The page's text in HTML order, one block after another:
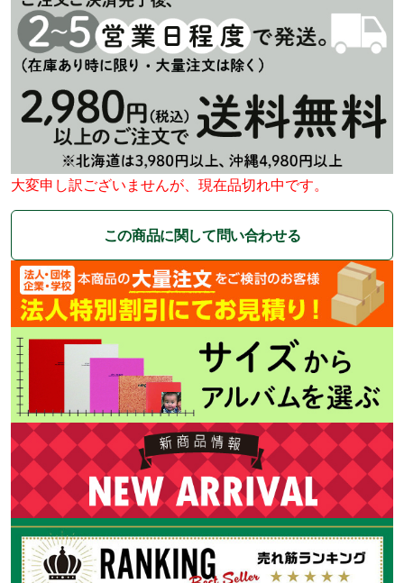
大変申し訳ございませんが、現在品切れ中です。
この商品に関して問い合わせる